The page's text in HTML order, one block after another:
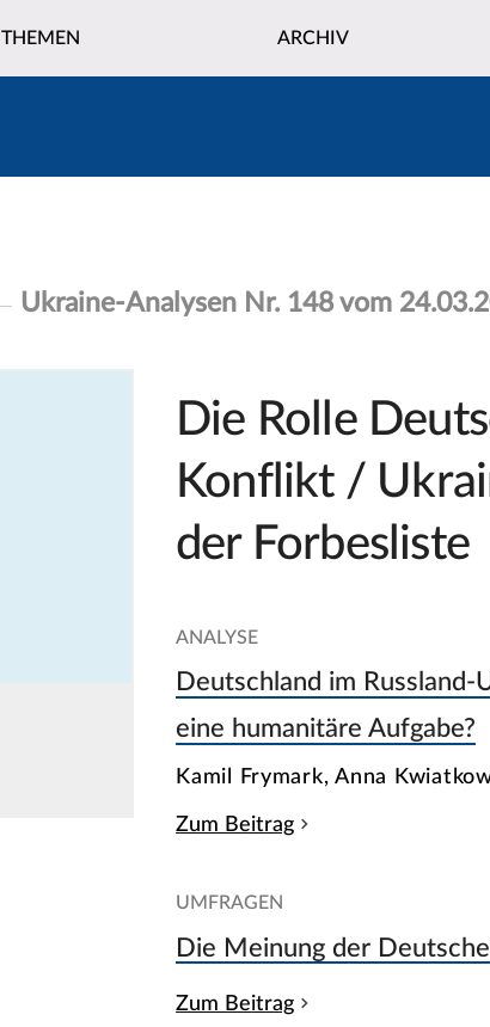
THEMEN ARCHIV
Ukraine-Analysen Nr. 148 vom
Die Rolle
Konflikt /
der Forbesliste
ANALYSE
Deutschland im
eine humanitäre Aufgabe?
Kamil Frymark, Anna
Zum Beitrag
UMFRAGEN
Die Meinung der
Zum Beitrag